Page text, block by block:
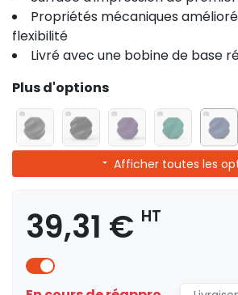
Propriétés mécaniques
flexibilité
Livré avec une bobine de base
Plus d'options
Afficher toutes les
39,31 € HT